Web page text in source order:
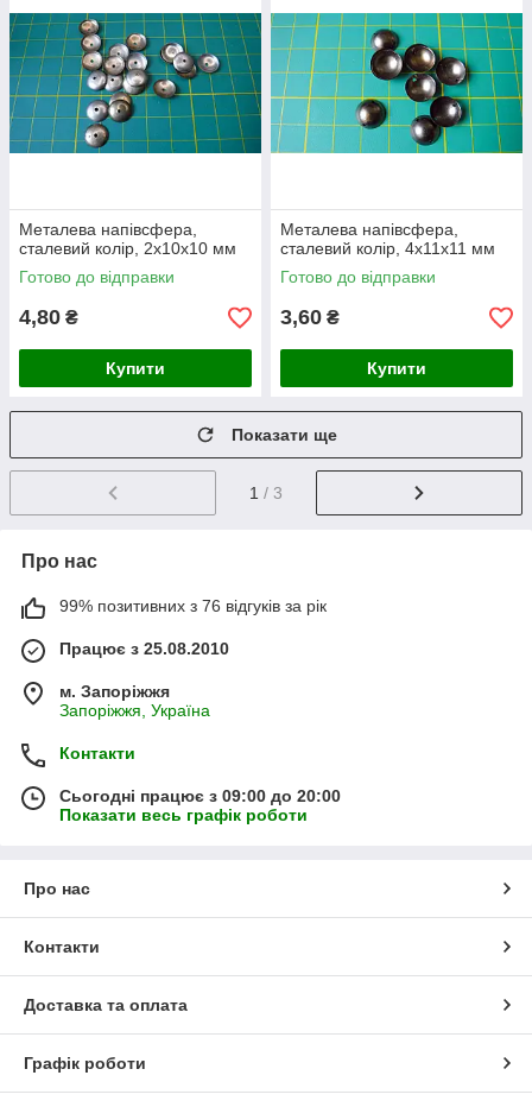
Металева напівсфера,
сталевий колір, 2х10х10 мм
Готово до відправки
4,80 ₴
Купити
Металева напівсфера,
сталевий колір, 4х11х11 мм
Готово до відправки
3,60 ₴
Купити
Показати ще
1 / 3
Про нас
99% позитивних з 76 відгуків за рік
Працює з 25.08.2010
м. Запоріжжя
Запоріжжя, Україна
Контакти
Сьогодні працює з 09:00 до 20:00
Показати весь графік роботи
Про нас
Контакти
Доставка та оплата
Графік роботи